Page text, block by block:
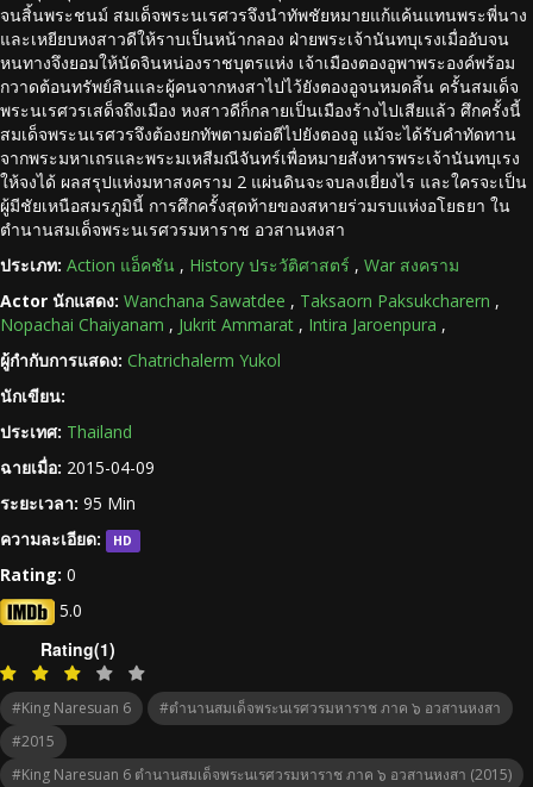
จนสิ้นพระชนม์ สมเด็จพระนเรศวรจึงนำทัพชัยหมายแก้แค้นแทนพระพี่นาง
และเหยียบหงสาวดีให้ราบเป็นหน้ากลอง ฝ่ายพระเจ้านันทบุเรงเมื่ออับจน
หนทางจึงยอมให้นัดจินหน่องราชบุตรแห่ง เจ้าเมืองตองอูพาพระองค์พร้อม
กวาดต้อนทรัพย์สินและผู้คนจากหงสาไปไว้ยังตองอูจนหมดสิ้น ครั้นสมเด็จ
พระนเรศวรเสด็จถึงเมือง หงสาวดีก็กลายเป็นเมืองร้างไปเสียแล้ว ศึกครั้งนี้
สมเด็จพระนเรศวรจึงต้องยกทัพตามต่อตีไปยังตองอู แม้จะได้รับคำทัดทาน
จากพระมหาเถรและพระมเหสีมณีจันทร์เพื่อหมายสังหารพระเจ้านันทบุเรง
ให้จงได้ ผลสรุปแห่งมหาสงคราม 2 แผ่นดินจะจบลงเยี่ยงไร และใครจะเป็น
ผู้มีชัยเหนือสมรภูมินี้ การศึกครั้งสุดท้ายของสหายร่วมรบแห่งอโยธยา ใน
ตำนานสมเด็จพระนเรศวรมหาราช อวสานหงสา
ประเภท: Action แอ็คชัน , History ประวัติศาสตร์ , War สงคราม
Actor นักแสดง: Wanchana Sawatdee , Taksaorn Paksukcharern ,
Nopachai Chaiyanam , Jukrit Ammarat , Intira Jaroenpura ,
ผู้กำกับการแสดง: Chatrichalerm Yukol
นักเขียน:
ประเทศ: Thailand
ฉายเมื่อ: 2015-04-09
ระยะเวลา: 95 Min
ความละเอียด:
HD
Rating: 0
5.0
Rating(1)
#King Naresuan 6
#ตำนานสมเด็จพระนเรศวรมหาราช ภาค ๖ อวสานหงสา
#2015
#King Naresuan 6 ตำนานสมเด็จพระนเรศวรมหาราช ภาค ๖ อวสานหงสา (2015)